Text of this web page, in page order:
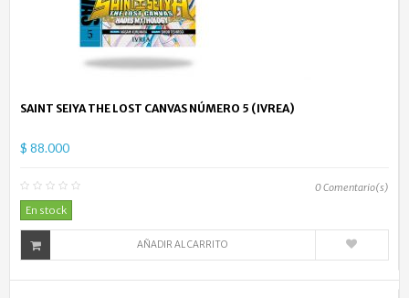
SAINT SEIYA THE LOST CANVAS NÚMERO 5 (IVREA)
$ 88.000
0Comentario(s)
En stock
AÑADIR AL CARRITO